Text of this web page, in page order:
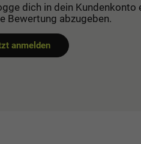
dich in dein Kundenkonto
Bewertung abzugeben.
anmelden